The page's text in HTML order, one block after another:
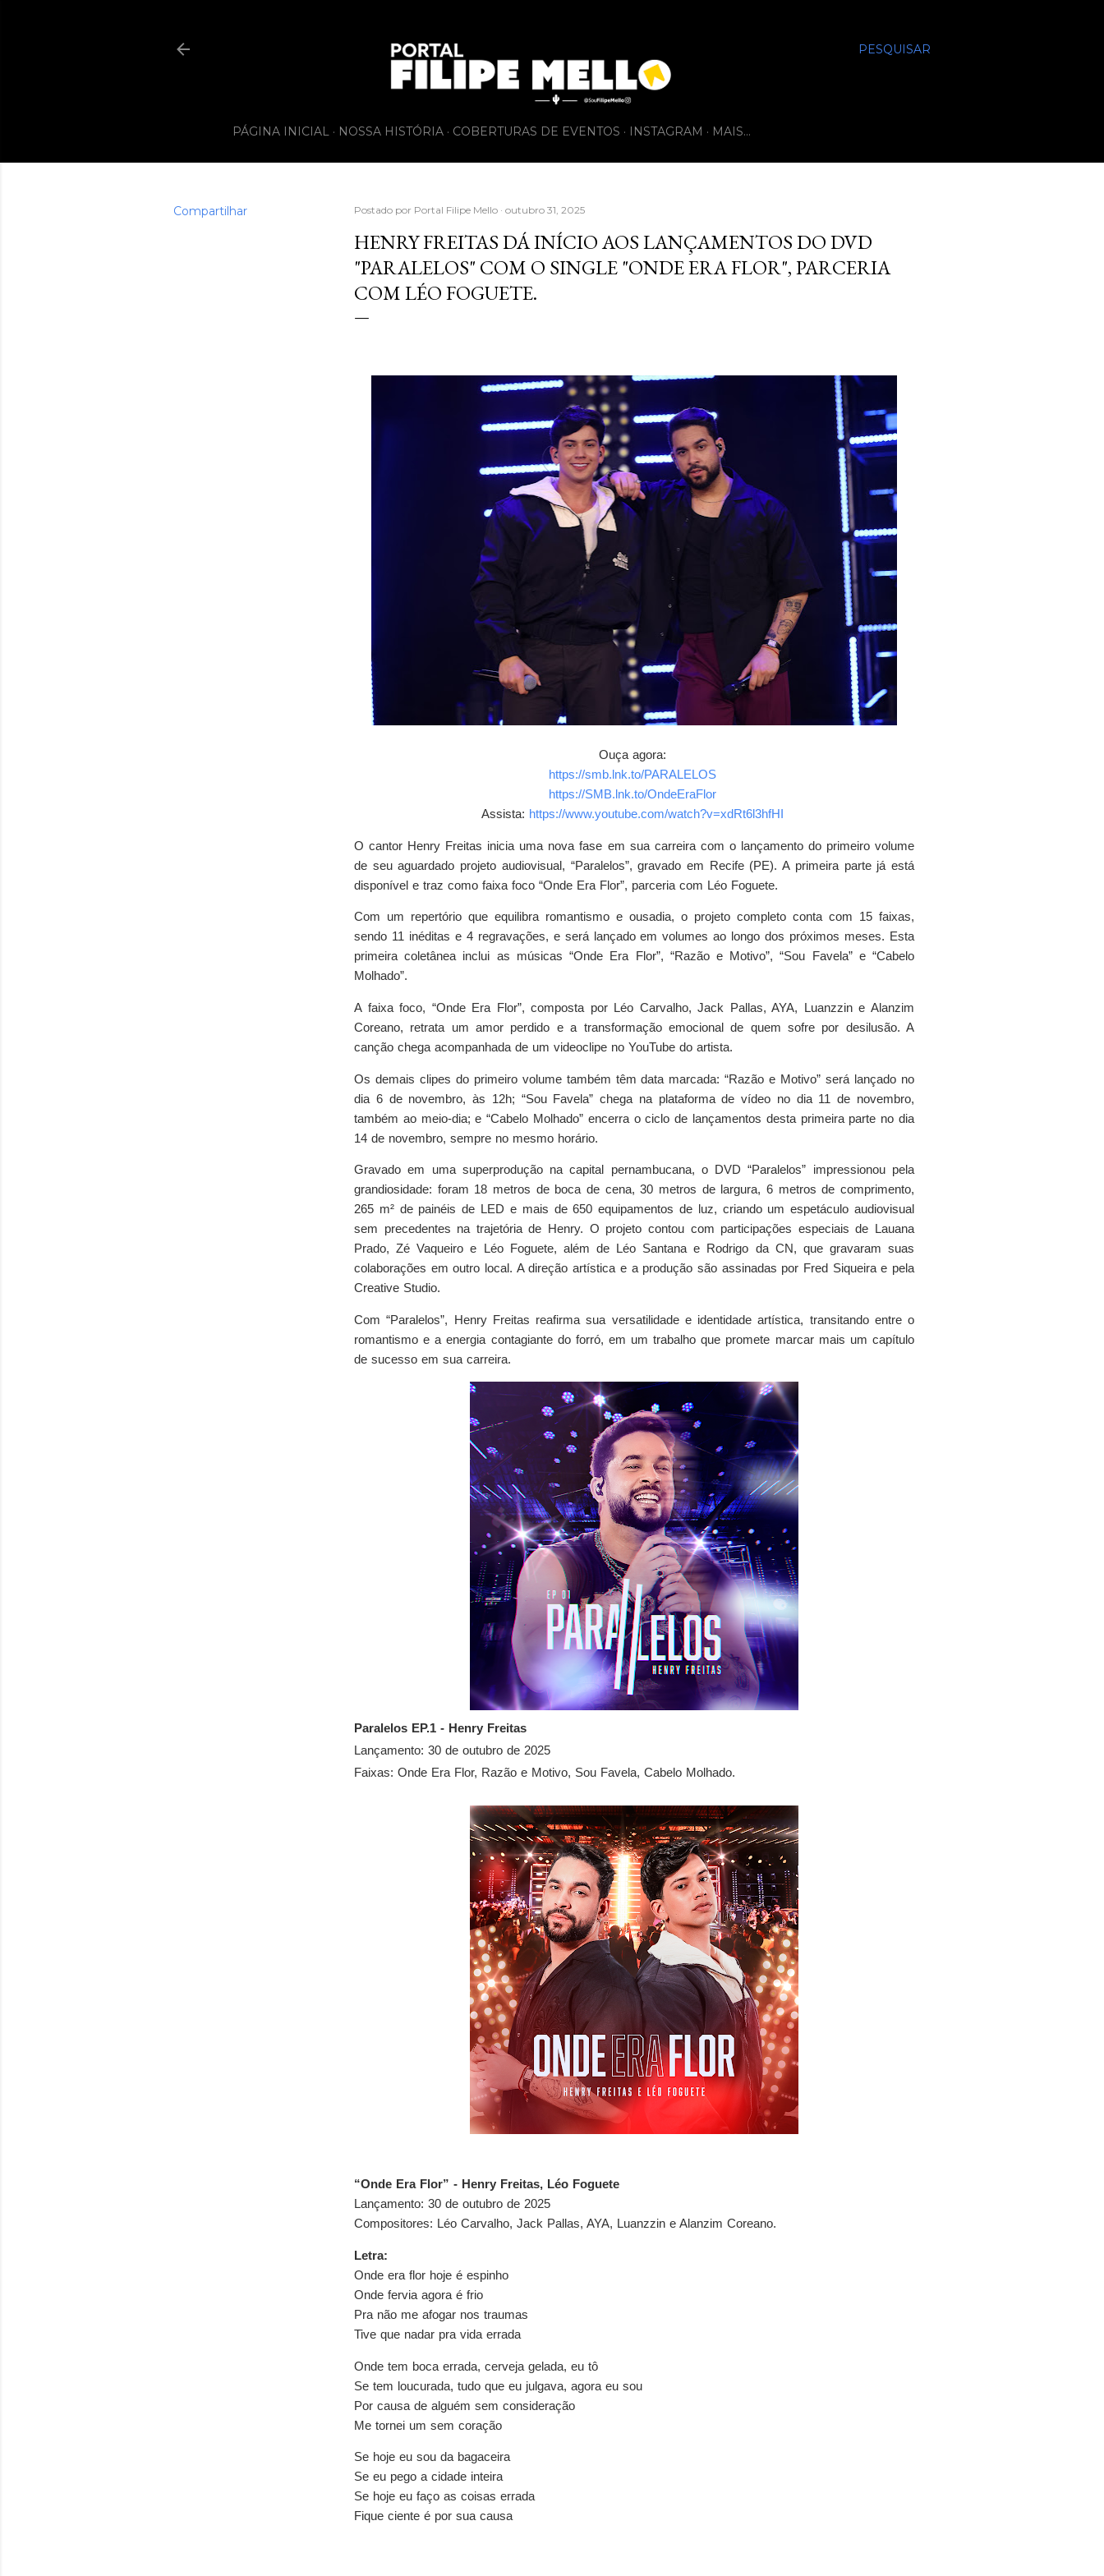
PESQUISAR
PÁGINA INICIAL NOSSA HISTÓRIA COBERTURAS DE EVENTOS INSTAGRAM MAIS…
Compartilhar Postado por Portal Filipe Mello outubro 31, 2025
HENRY FREITAS DÁ INÍCIO AOS LANÇAMENTOS DO DVD
"PARALELOS" COM O SINGLE "ONDE ERA FLOR", PARCERIA
COM LÉO FOGUETE.
Ouça agora:
https://smb.lnk.to/PARALELOS
https://SMB.lnk.to/OndeEraFlor
Assista: https://www.youtube.com/watch?v=xdRt6l3hfHI
O cantor Henry Freitas inicia uma nova fase em sua carreira com o lançamento do primeiro volume
de seu aguardado projeto audiovisual, “Paralelos”, gravado em Recife (PE). A primeira parte já está
disponível e traz como faixa foco “Onde Era Flor”, parceria com Léo Foguete.
Com um repertório que equilibra romantismo e ousadia, o projeto completo conta com 15 faixas,
sendo 11 inéditas e 4 regravações, e será lançado em volumes ao longo dos próximos meses. Esta
primeira coletânea inclui as músicas “Onde Era Flor”, “Razão e Motivo”, “Sou Favela” e “Cabelo
Molhado”.
A faixa foco, “Onde Era Flor”, composta por Léo Carvalho, Jack Pallas, AYA, Luanzzin e Alanzim
Coreano, retrata um amor perdido e a transformação emocional de quem sofre por desilusão. A
canção chega acompanhada de um videoclipe no YouTube do artista.
Os demais clipes do primeiro volume também têm data marcada: “Razão e Motivo” será lançado no
dia 6 de novembro, às 12h; “Sou Favela” chega na plataforma de vídeo no dia 11 de novembro,
também ao meio-dia; e “Cabelo Molhado” encerra o ciclo de lançamentos desta primeira parte no dia
14 de novembro, sempre no mesmo horário.
Gravado em uma superprodução na capital pernambucana, o DVD “Paralelos” impressionou pela
grandiosidade: foram 18 metros de boca de cena, 30 metros de largura, 6 metros de comprimento,
265 m² de painéis de LED e mais de 650 equipamentos de luz, criando um espetáculo audiovisual
sem precedentes na trajetória de Henry. O projeto contou com participações especiais de Lauana
Prado, Zé Vaqueiro e Léo Foguete, além de Léo Santana e Rodrigo da CN, que gravaram suas
colaborações em outro local. A direção artística e a produção são assinadas por Fred Siqueira e pela
Creative Studio.
Com “Paralelos”, Henry Freitas reafirma sua versatilidade e identidade artística, transitando entre o
romantismo e a energia contagiante do forró, em um trabalho que promete marcar mais um capítulo
de sucesso em sua carreira.
Paralelos EP.1 - Henry Freitas
Lançamento: 30 de outubro de 2025
Faixas: Onde Era Flor, Razão e Motivo, Sou Favela, Cabelo Molhado.
“Onde Era Flor” - Henry Freitas, Léo Foguete
Lançamento: 30 de outubro de 2025
Compositores: Léo Carvalho, Jack Pallas, AYA, Luanzzin e Alanzim Coreano.
Letra:
Onde era flor hoje é espinho
Onde fervia agora é frio
Pra não me afogar nos traumas
Tive que nadar pra vida errada
Onde tem boca errada, cerveja gelada, eu tô
Se tem loucurada, tudo que eu julgava, agora eu sou
Por causa de alguém sem consideração
Me tornei um sem coração
Se hoje eu sou da bagaceira
Se eu pego a cidade inteira
Se hoje eu faço as coisas errada
Fique ciente é por sua causa